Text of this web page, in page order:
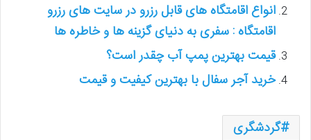
انواع اقامتگاه های قابل رزرو در سایت های رزرو
اقامتگاه : سفری به دنیای گزینه ها و خاطره ها
قیمت بهترین پمپ آب چقدر است؟
خرید آجر سفال با بهترین کیفیت و قیمت
گردشگری